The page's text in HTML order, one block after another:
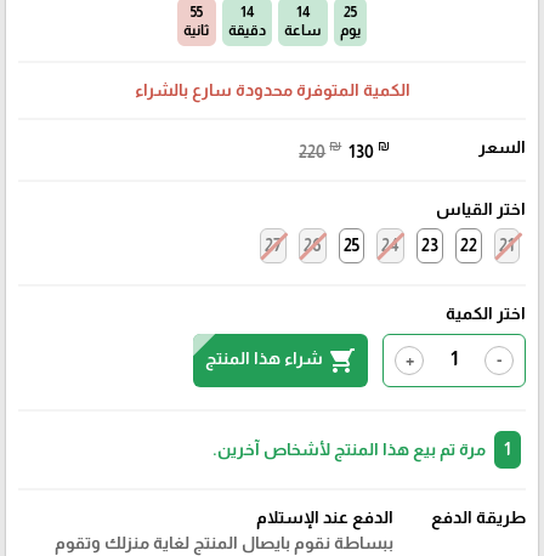
25
يوم
14
ساعة
14
دقيقة
54
ثانية
الكمية المتوفرة محدودة سارع بالشراء
السعر 220 ₪ 130 ₪
اختر القياس
21
22
23
24
25
26
27
اختر الكمية
-
+
shopping_cart شراء هذا المنتج
مرة تم بيع هذا المنتج لأشخاص آخرين.
طريقة الدفع
الدفع عند الإستلام
ببساطة نقوم بايصال المنتج لغاية منزلك وتقوم